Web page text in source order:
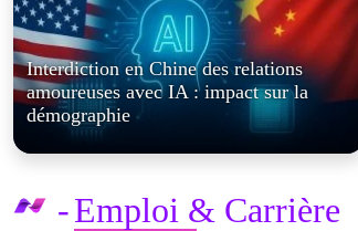
Interdiction en Chine des relations
amoureuses avec IA : impact sur la
démographie
Emploi & Carrière